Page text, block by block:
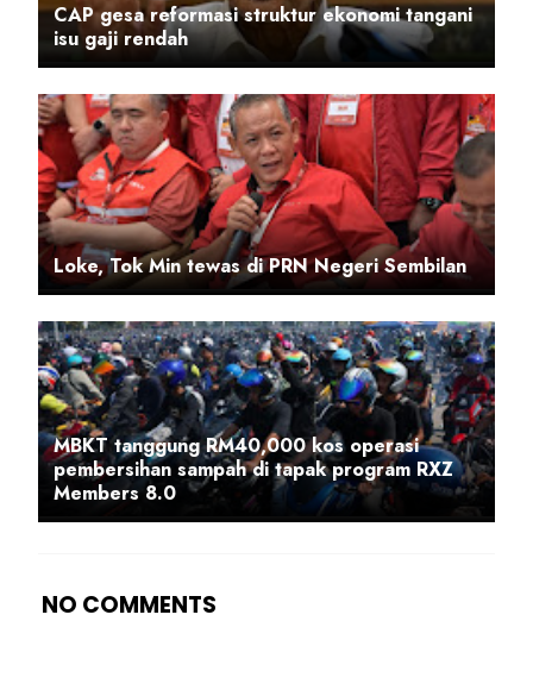
CAP gesa reformasi struktur ekonomi tangani
isu gaji rendah
Loke, Tok Min tewas di PRN Negeri Sembilan
MBKT tanggung RM40,000 kos operasi
pembersihan sampah di tapak program RXZ
Members 8.0
NO COMMENTS